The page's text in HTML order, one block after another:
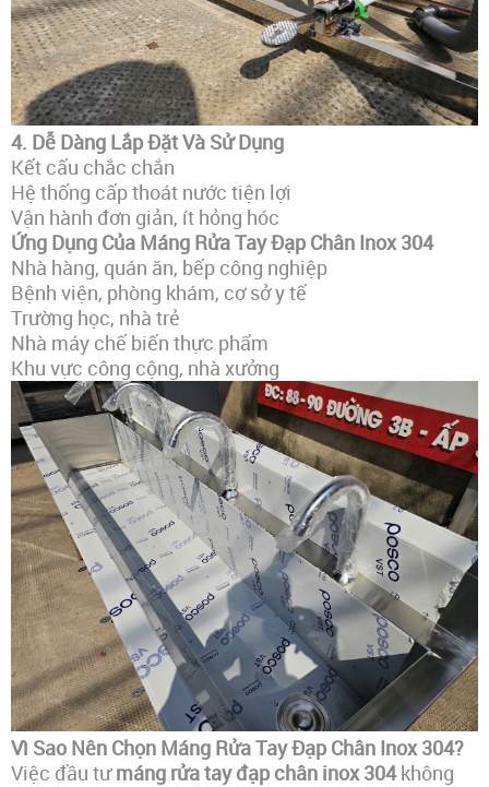
4. Dễ Dàng Lắp Đặt Và Sử Dụng
Kết cấu chắc chắn
Hệ thống cấp thoát nước tiện lợi
Vận hành đơn giản, ít hỏng hóc
Ứng Dụng Của Máng Rửa Tay Đạp Chân Inox 304
Nhà hàng, quán ăn, bếp công nghiệp
Bệnh viện, phòng khám, cơ sở y tế
Trường học, nhà trẻ
Nhà máy chế biến thực phẩm
Khu vực công cộng, nhà xưởng
Vì Sao Nên Chọn Máng Rửa Tay Đạp Chân Inox 304?
Việc đầu tưmáng rửa tay đạp chân inox 304không